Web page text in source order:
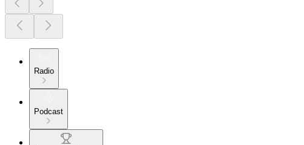
Radio
Podcast